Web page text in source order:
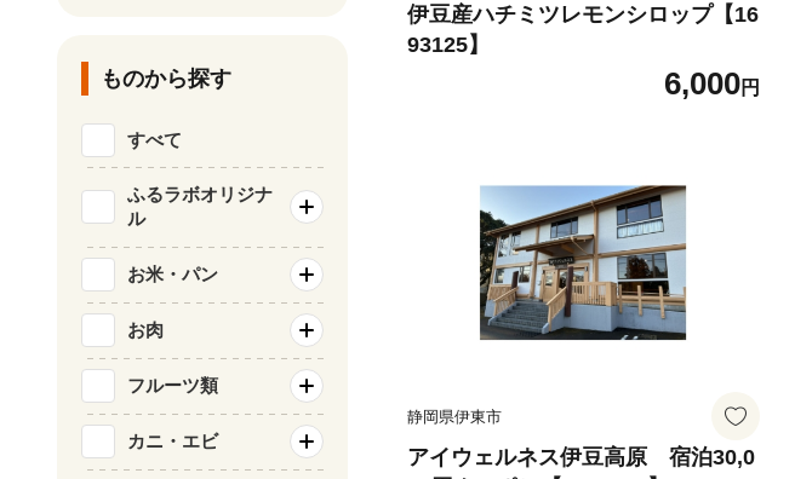
伊豆産ハチミツレモンシロップ【16
93125】
6,000円
静岡県伊東市
アイウェルネス伊豆高原 宿泊30,0
ものから探す
すべて
ふるラボオリジナ
ル
お米・パン
お肉
フルーツ類
カニ・エビ